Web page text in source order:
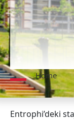
Home
Entrophi’deki